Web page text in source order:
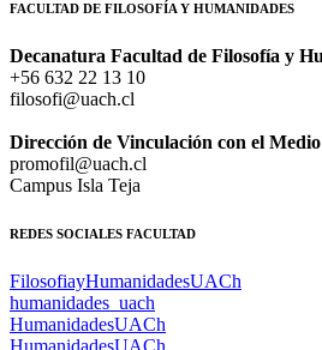
FACULTAD DE FILOSOFÍA Y HUMANIDADES
Decanatura Facultad de Filosofía y
+56 632 22 13 10
filosofi@uach.cl
Dirección de Vinculación con el
promofil@uach.cl
Campus Isla Teja
REDES SOCIALES FACULTAD
FilosofiayHumanidadesUACh
humanidades_uach
HumanidadesUACh